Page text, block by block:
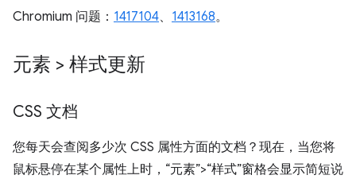
Chromium 问题： 1417104、 1413168。
元素 > 样式更新
CSS 文档
您每天会查阅多少次 CSS 属性方面的文档？现在，当您将
鼠标悬停在某个属性上时，“元素”>“样式”窗格会显示简短说